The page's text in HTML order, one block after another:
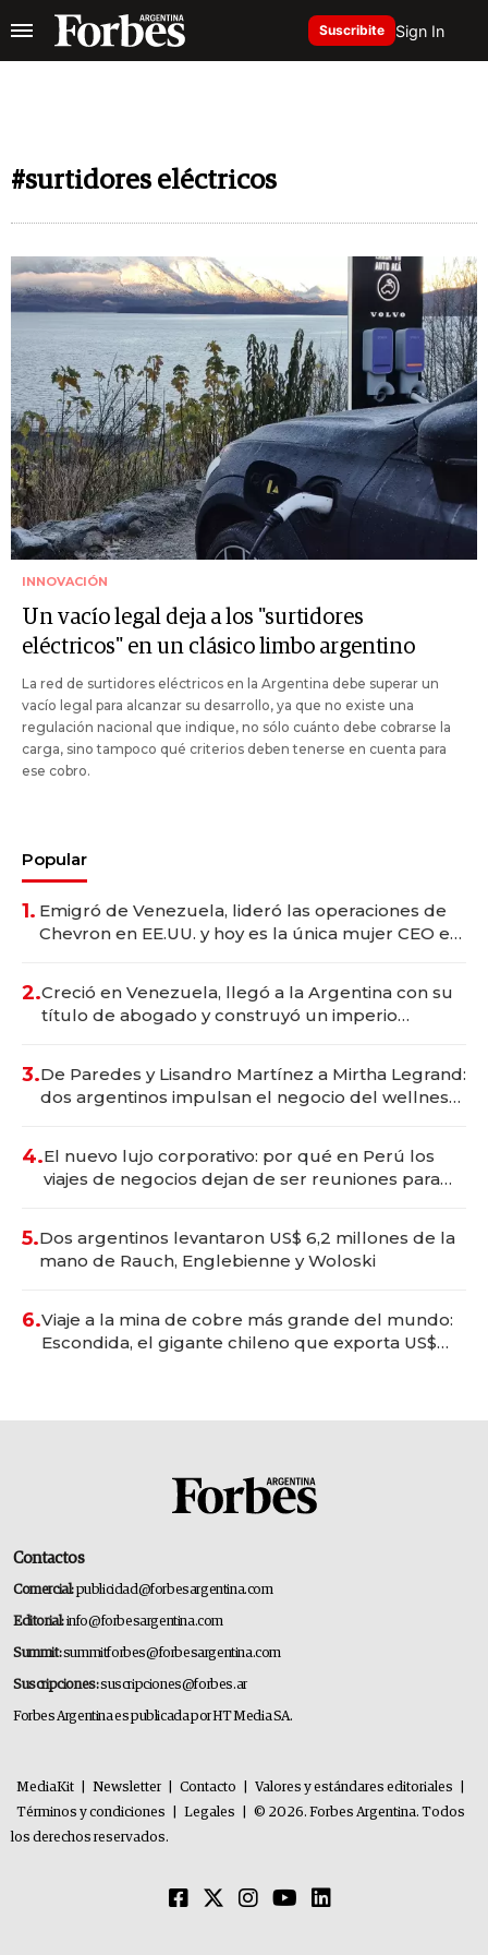
Suscribite Sign In
#surtidores eléctricos
INNOVACIÓN
Un vacío legal deja a los "surtidores
eléctricos" en un clásico limbo argentino
La red de surtidores eléctricos en la Argentina debe superar un
vacío legal para alcanzar su desarrollo, ya que no existe una
regulación nacional que indique, no sólo cuánto debe cobrarse la
carga, sino tampoco qué criterios deben tenerse en cuenta para
ese cobro.
Popular
1. Emigró de Venezuela, lideró las operaciones de
Chevron en EE.UU. y hoy es la única mujer CEO en
2.Creció en Venezuela, llegó a la Argentina con su
título de abogado y construyó un imperio
3.De Paredes y Lisandro Martínez a Mirtha Legrand:
dos argentinos impulsan el negocio del wellness
4.El nuevo lujo corporativo: por qué en Perú los
viajes de negocios dejan de ser reuniones para
5.Dos argentinos levantaron US$ 6,2 millones de la
mano de Rauch, Englebienne y Woloski
6.Viaje a la mina de cobre más grande del mundo:
Escondida, el gigante chileno que exporta US$
Contactos
Comercial:publicidad@forbesargentina.com
Editorial:info@forbesargentina.com
Summit:summitforbes@forbesargentina.com
Suscripciones:suscripciones@forbes.ar
Forbes Argentina es publicada por HT Media SA.
MediaKit Newsletter Contacto Valores y estándares editoriales
Términos y condiciones
Legales
© 2026. Forbes Argentina. Todos
los derechos reservados.